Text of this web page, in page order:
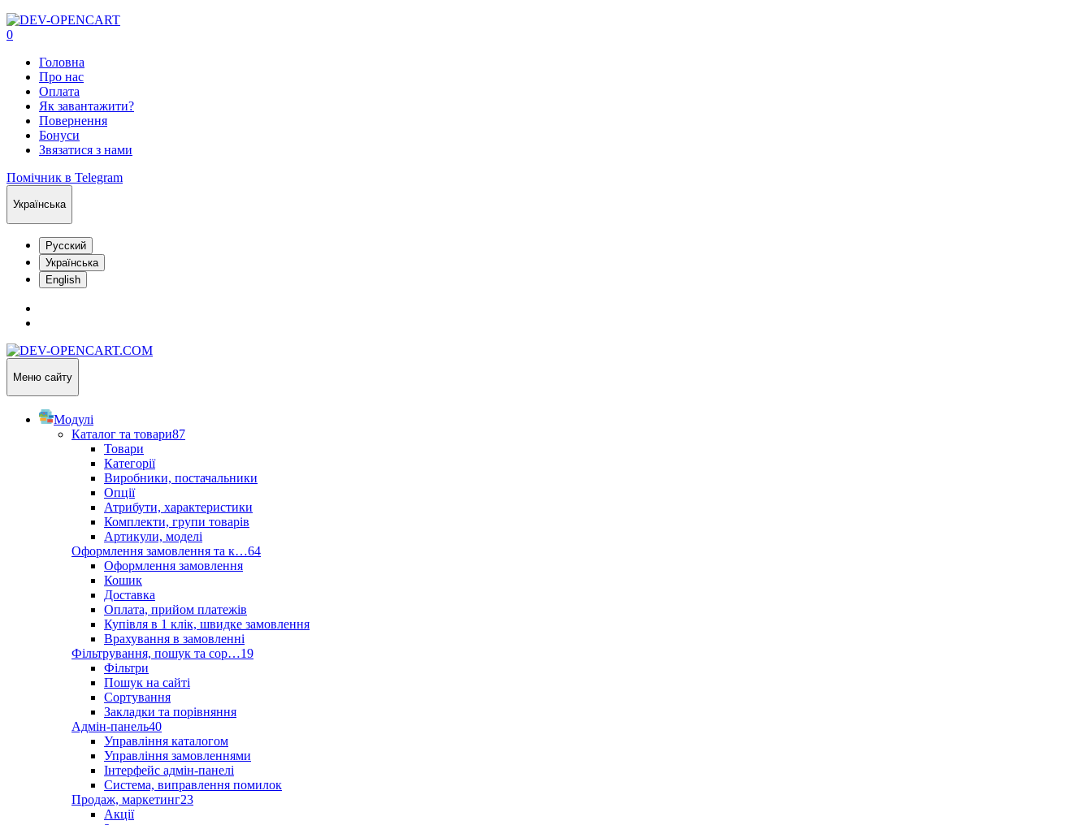
0
Головна
Про нас
Оплата
Як завантажити?
Повернення
Бонуси
Звязатися з нами
Помічник в Telegram
Українська
Русский
Українська
English
Меню сайту
Модулі
Каталог та товари87
Товари
Категорії
Виробники, постачальники
Опції
Атрибути, характеристики
Комплекти, групи товарів
Артикули, моделі
Оформлення замовлення та к…64
Оформлення замовлення
Кошик
Доставка
Оплата, прийом платежів
Купівля в 1 клік, швидке замовлення
Врахування в замовленні
Фільтрування, пошук та сор…19
Фільтри
Пошук на сайті
Сортування
Закладки та порівняння
Адмін-панель40
Управління каталогом
Управління замовленнями
Інтерфейс адмін-панелі
Система, виправлення помилок
Продаж, маркетинг23
Акції